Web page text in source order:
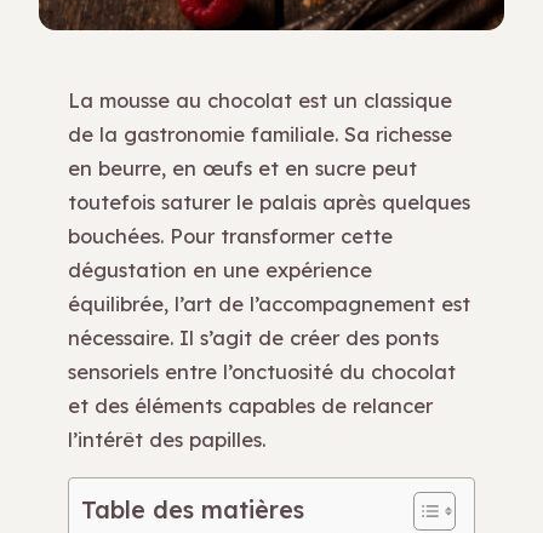
La mousse au chocolat est un classique
de la gastronomie familiale. Sa richesse
en beurre, en œufs et en sucre peut
toutefois saturer le palais après quelques
bouchées. Pour transformer cette
dégustation en une expérience
équilibrée, l’art de l’accompagnement est
nécessaire. Il s’agit de créer des ponts
sensoriels entre l’onctuosité du chocolat
et des éléments capables de relancer
l’intérêt des papilles.
Table des matières